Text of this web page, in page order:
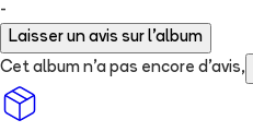
-
Laisser un avis sur l'album
Cet album n'a pas encore d'avis,